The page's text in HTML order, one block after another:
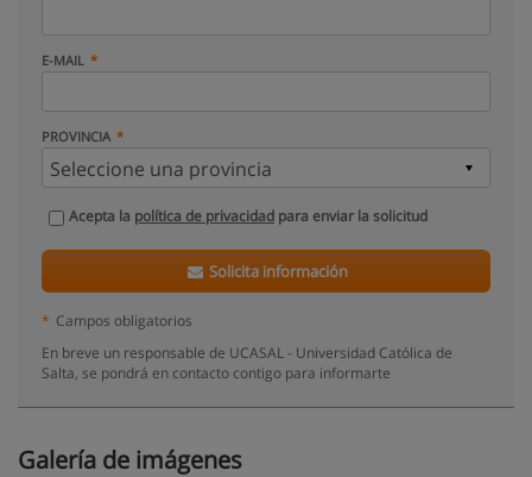
E-MAIL
PROVINCIA
Acepta la política de privacidad para enviar la solicitud
Solicita información
* Campos obligatorios
En breve un responsable de UCASAL - Universidad Católica de
Salta, se pondrá en contacto contigo para informarte
Galería de imágenes